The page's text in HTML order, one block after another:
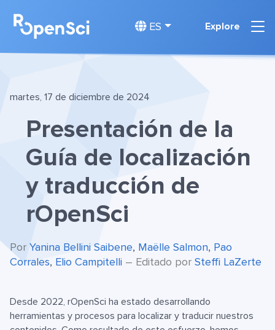
ES Explore
martes, 17 de diciembre de 2024
Presentación de la
Guía de localización
y traducción de
rOpenSci
Por Yanina Bellini Saibene, Maëlle Salmon, Pao
Corrales, Elio Campitelli – Editado por Steffi LaZerte
Desde 2022, rOpenSci ha estado desarrollando
herramientas y procesos para localizar y traducir nuestros